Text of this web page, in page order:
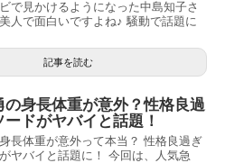
で見かけるようになった中島知子さ
人で面白いですよね♪ 騒動で話題に
記事を読む
の身長体重が意外？性格良過
ードがヤバイと話題！
長体重が意外って本当？ 性格良過ぎ
ヤバイと話題に！ 今回は、人気急